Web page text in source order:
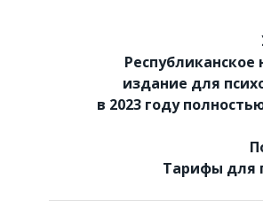
издание для
в 2023 году
Тарифы для